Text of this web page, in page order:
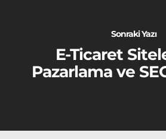
Sonraki Yazı
E-Ticaret
Pazarlama ve